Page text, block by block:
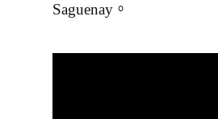
Saguenay。